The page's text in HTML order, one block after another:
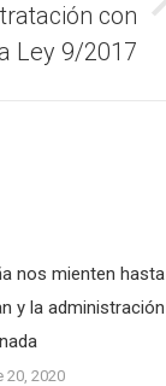
con
Ley 9/2017
nos mienten hasta
y la administración
20, 2020